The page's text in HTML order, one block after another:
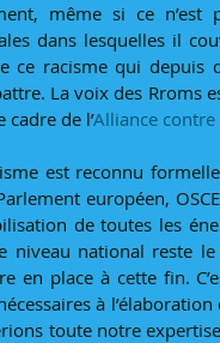
même si ce n’est
dans lesquelles il
ce racisme qui depuis
La voix des Rroms
cadre de l’Alliance contre
est reconnu
européen,
de toutes les
niveau national reste
en place à cette fin.
à
toute notre